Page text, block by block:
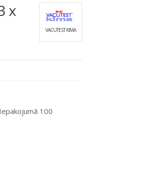
x
VACUTEST KIMA
100